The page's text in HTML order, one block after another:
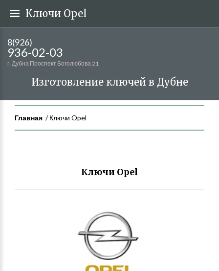
8(926)
936-02-03
г. Дубна Проспект Боголюбова 21
Изготовление ключей в Дубне
Главная Ключи Opel
Ключи Opel
Ключи Opel